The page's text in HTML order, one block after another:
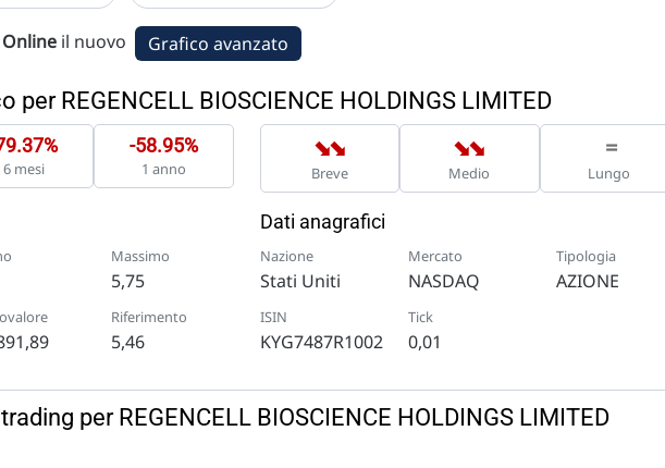
il nuovo Grafico avanzato
REGENCELL BIOSCIENCE HOLDINGS LIMITED
6 mesi
-58.95%
1 anno
➡
➡
Breve
➡
➡
Medio
=
Lungo
Massimo
5,75
Riferimento
5,46
Dati anagrafici
Nazione
Stati Uniti
Mercato
NASDAQ
Tipologia
AZIONE
ISIN
KYG7487R1002
Tick
0,01
per REGENCELL BIOSCIENCE HOLDINGS LIMITED